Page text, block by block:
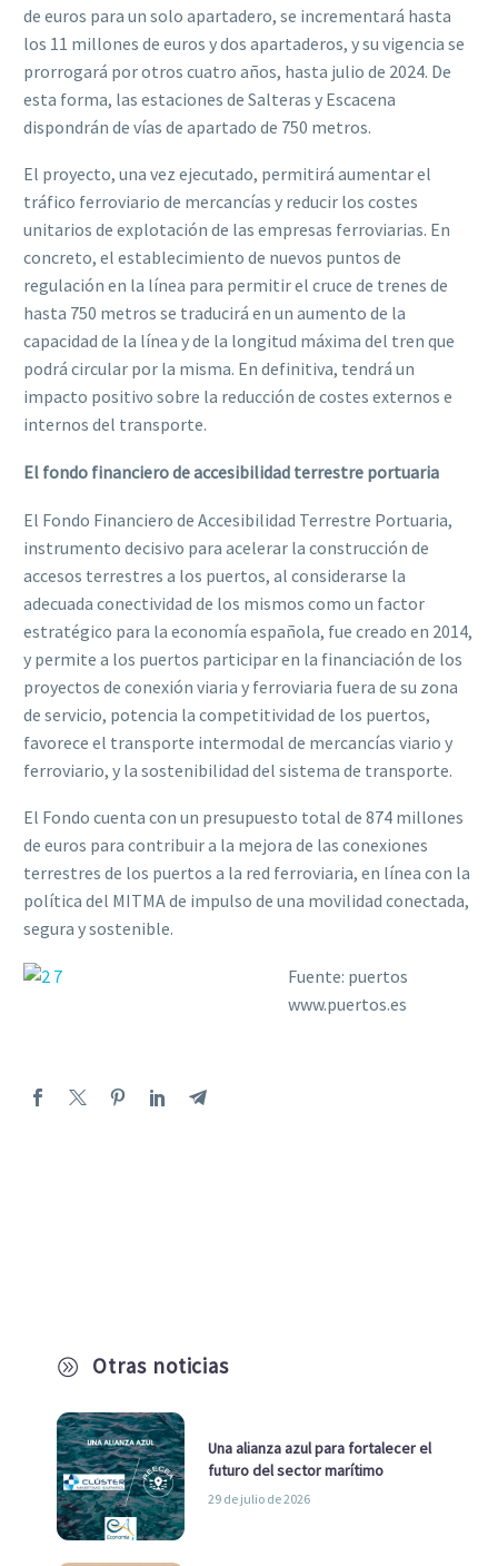
A Otras noticias
Una alianza azul para fortalecer el
futuro del sector marítimo
29 de julio de 2026
de euros para un solo apartadero, se incrementará hasta
los 11 millones de euros y dos apartaderos, y su vigencia se
prorrogará por otros cuatro años, hasta julio de 2024. De
esta forma, las estaciones de Salteras y Escacena
dispondrán de vías de apartado de 750 metros.
El proyecto, una vez ejecutado, permitirá aumentar el
tráfico ferroviario de mercancías y reducir los costes
unitarios de explotación de las empresas ferroviarias. En
concreto, el establecimiento de nuevos puntos de
regulación en la línea para permitir el cruce de trenes de
hasta 750 metros se traducirá en un aumento de la
capacidad de la línea y de la longitud máxima del tren que
podrá circular por la misma. En definitiva, tendrá un
impacto positivo sobre la reducción de costes externos e
internos del transporte.
El fondo financiero de accesibilidad terrestre portuaria
El Fondo Financiero de Accesibilidad Terrestre Portuaria,
instrumento decisivo para acelerar la construcción de
accesos terrestres a los puertos, al considerarse la
adecuada conectividad de los mismos como un factor
estratégico para la economía española, fue creado en 2014,
y permite a los puertos participar en la financiación de los
proyectos de conexión viaria y ferroviaria fuera de su zona
de servicio, potencia la competitividad de los puertos,
favorece el transporte intermodal de mercancías viario y
ferroviario, y la sostenibilidad del sistema de transporte.
El Fondo cuenta con un presupuesto total de 874 millones
de euros para contribuir a la mejora de las conexiones
terrestres de los puertos a la red ferroviaria, en línea con la
política del MITMA de impulso de una movilidad conectada,
segura y sostenible.
Fuente: puertos
www.puertos.es